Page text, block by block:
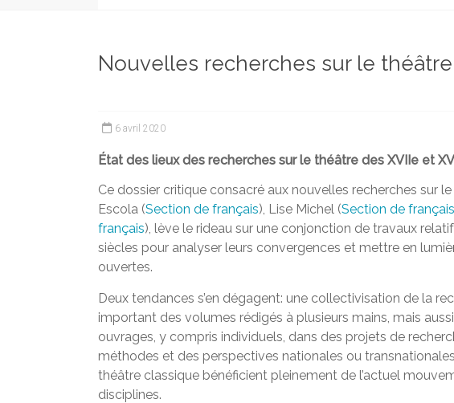
et
la
Faculté
des
Nouvelles recherches sur le
6 avril 2020
État des lieux des recherches sur le théâtre des XVIIe et
Ce dossier critique consacré aux nouvelles recherches sur
Escola (Section de français), Lise Michel (Section de français
français), lève le rideau sur une conjonction de travaux
siècles pour analyser leurs convergences et mettre en
ouvertes.
Deux tendances s’en dégagent: une collectivisation de la
important des volumes rédigés à plusieurs mains, mais
ouvrages, y compris individuels, dans des projets de
méthodes et des perspectives nationales ou
théâtre classique bénéficient pleinement de l’actuel
disciplines.